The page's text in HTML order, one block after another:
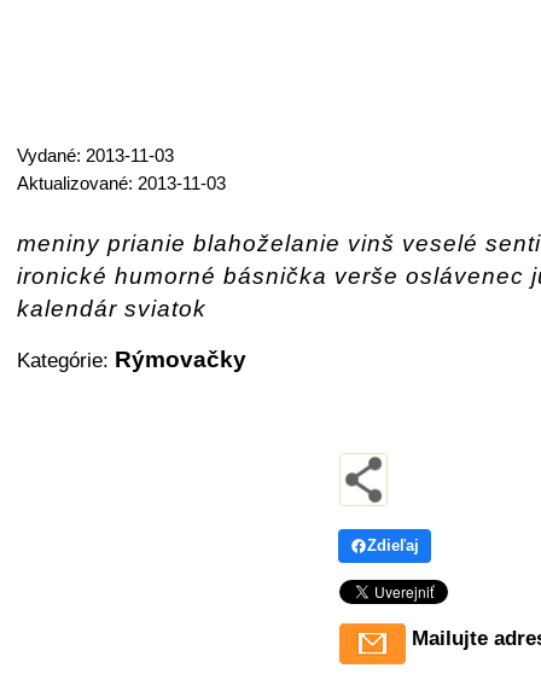
Vydané: 2013-11-03
Aktualizované: 2013-11-03
meniny prianie blahoželanie vinš veselé
ironické humorné básnička verše oslávenec
kalendár sviatok
Kategórie: Rýmovačky
Zdieľaj
Mailujte